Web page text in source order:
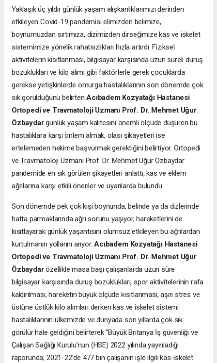
Yaklaşık üç yıldır günlük yaşam alışkanlıklarımızı derinden
etkileyen Covid-19 pandemisi elimizden belimize,
boynumuzdan sırtımıza, dizimizden dirseğimize kas ve iskelet
sistemimize yönelik rahatsızlıkları hızla artırdı. Fiziksel
aktivitelerin kısıtlanması, bilgisayar karşısında uzun süreli duruş
bozuklukları ve kilo alımı gibi faktörlerle gerek çocuklarda
gerekse yetişkinlerde omurga hastalıklarının son dönemde çok
sık görüldüğünü belirtenAcıbadem Kozyatağı Hastanesi
Ortopedi ve Travmatoloji Uzmanı Prof. Dr. Mehmet Uğur
Özbaydargünlük yaşam kalitesini önemli ölçüde düşüren bu
hastalıklara karşı önlem almak, olası şikayetleri ise
ertelemeden hekime başvurmak gerektiğini belirtiyor. Ortopedi
ve Travmatoloji Uzmanı Prof. Dr. Mehmet Uğur Özbaydar
pandemide en sık görülen şikayetleri anlattı, kas ve eklem
ağrılarına karşı etkili öneriler ve uyarılarda bulundu.
Son dönemde pek çok kişi boynunda, belinde ya da dizlerinde
hatta parmaklarında ağrı sorunu yaşıyor, hareketlerini de
kısıtlayarak günlük yaşantısını olumsuz etkileyen bu ağrılardan
kurtulmanın yollarını arıyor.Acıbadem Kozyatağı Hastanesi
Ortopedi ve Travmatoloji Uzmanı Prof. Dr. Mehmet Uğur
Özbaydarözellikle masa başı çalışanlarda uzun süre
bilgisayar karşısında duruş bozuklukları, spor aktivitelerinin rafa
kaldırılması, hareketin büyük ölçüde kısıtlanması, aşırı stres ve
üstüne üstlük kilo alımları derken kas ve iskelet sistemi
hastalıklarının ülkemizde ve dünyada son yıllarda çok sık
görülür hale geldiğini belirterek “Büyük Britanya İş güvenliği ve
Çalışan Sağlığı Kurulu’nun (HSE) 2022 yılında yayınladığı
raporunda; 2021-22’de 477 bin çalışanın işle ilgili kas-iskelet